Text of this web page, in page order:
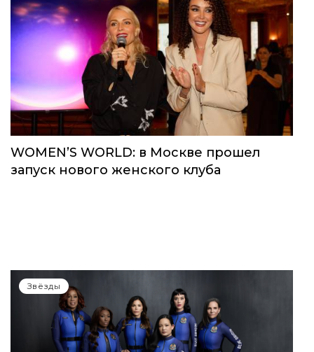
WOMEN’S WORLD: в Москве прошел
запуск нового женского клуба
Звёзды